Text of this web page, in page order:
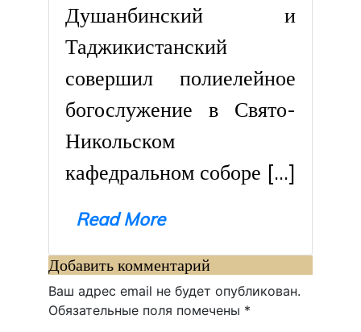
Душанбинский и
Таджикистанский
совершил полиелейное
богослужение в Свято-
Никольском
кафедральном соборе […]
Read More
Добавить комментарий
Ваш адрес email не будет опубликован.
Обязательные поля помечены *